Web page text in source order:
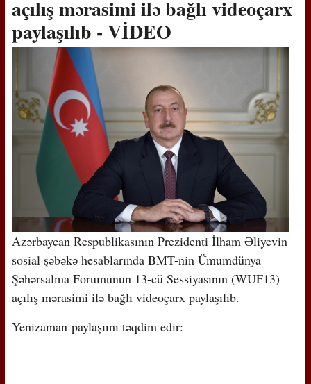
açılış mərasimi ilə bağlı videoçarx
paylaşılıb - VİDEO
Azərbaycan Respublikasının Prezidenti İlham Əliyevin
sosial şəbəkə hesablarında BMT-nin Ümumdünya
Şəhərsalma Forumunun 13-cü Sessiyasının (WUF13)
açılış mərasimi ilə bağlı videoçarx paylaşılıb.
Yenizaman paylaşımı təqdim edir: